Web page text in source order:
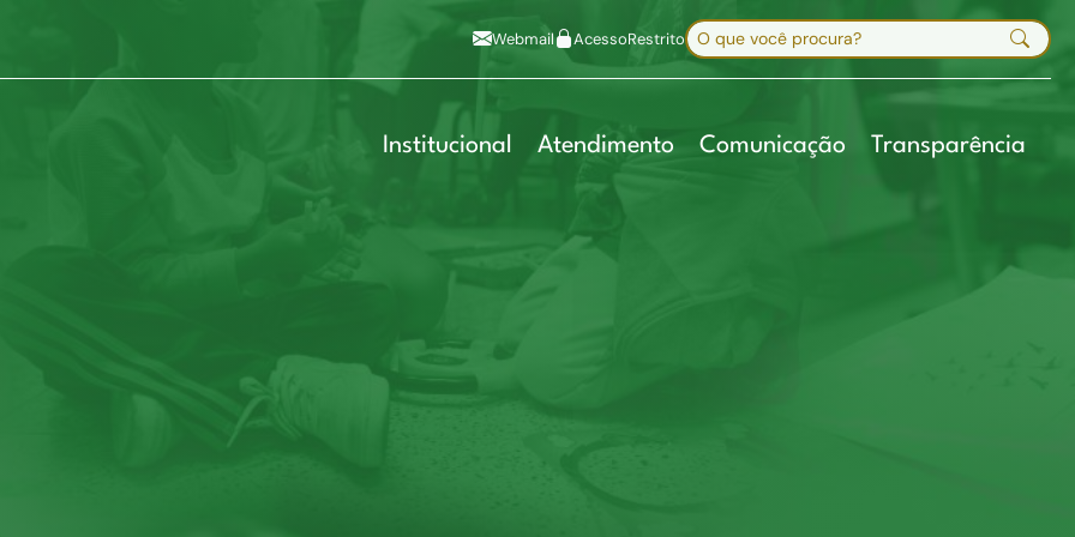
Mapa do site
Webmail AcessoRestritoBuscar no site
Digite sua busca e pressione Enter
Institucional Atendimento Comunicação Transparência